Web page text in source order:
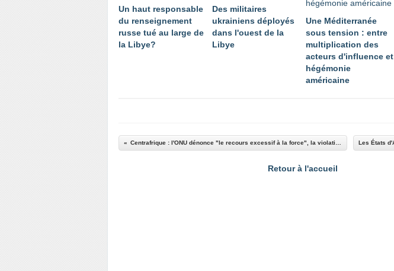
Un haut responsable
du renseignement
russe tué au large de
la Libye?
Des militaires
ukrainiens déployés
dans l'ouest de la
Libye
Une Méditerranée
sous tension : entre
multiplication des
acteurs d'influence et
hégémonie
américaine
Retour à l'accueil